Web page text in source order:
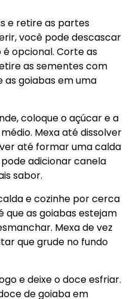
e retire as partes
você pode descascar
é opcional. Corte as
as sementes com
as goiabas em uma
coloque o açúcar e a
Mexa até dissolver
até formar uma calda
pode adicionar canela
sabor.
e cozinhe por cerca
que as goiabas estejam
Mexa de vez
que grude no fundo
e deixe o doce esfriar.
de goiaba em